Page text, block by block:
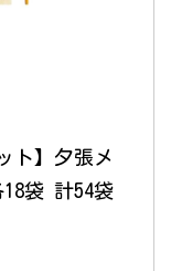
ト】夕張メ
袋 計54袋